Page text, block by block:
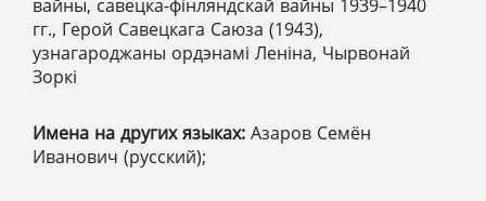
вайны, савецка-фінляндскай вайны 1939–1940
гг., Герой Савецкага Саюза (1943),
узнагароджаны ордэнамі Леніна, Чырвонай
Зоркі
Имена на других языках: Азаров Семён
Иванович (русский);